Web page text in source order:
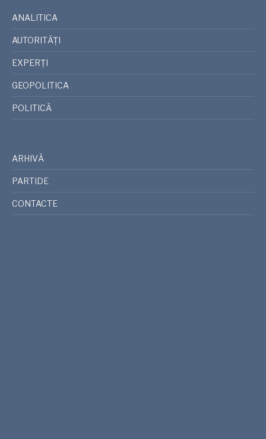
ANALITICA
AUTORITĂȚI
EXPERȚI
GEOPOLITICA
POLITICĂ
ARHIVĂ
PARTIDE
CONTACTE